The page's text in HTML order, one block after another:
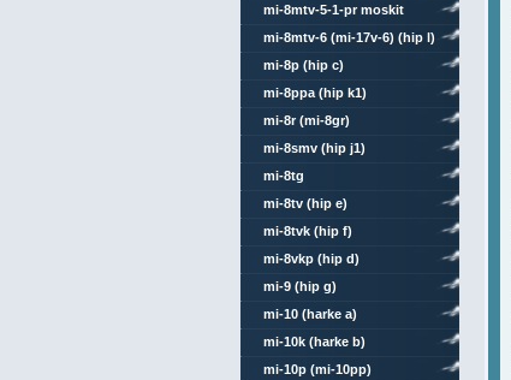
mi-8mtv-5-1-pr moskit
mi-8mtv-6 (mi-17v-6) (hip l)
mi-8p (hip c)
mi-8ppa (hip k1)
mi-8r (mi-8gr)
mi-8smv (hip j1)
mi-8tg
mi-8tv (hip e)
mi-8tvk (hip f)
mi-8vkp (hip d)
mi-9 (hip g)
mi-10 (harke a)
mi-10k (harke b)
mi-10p (mi-10pp)